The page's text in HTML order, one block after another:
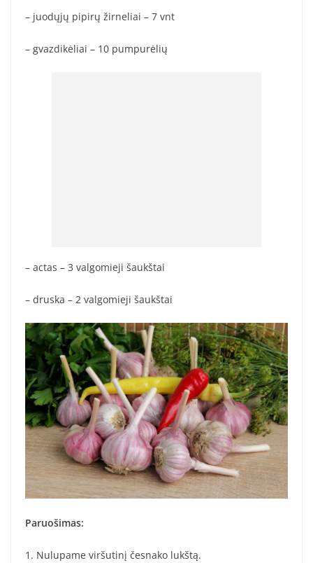
– juodųjų pipirų žirneliai – 7 vnt
– gvazdikėliai – 10 pumpurėlių
– actas – 3 valgomieji šaukštai
– druska – 2 valgomieji šaukštai
Paruošimas:
1. Nulupame viršutinį česnako lukštą.